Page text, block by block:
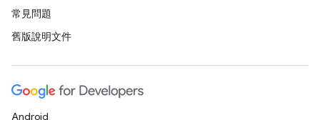
常見問題
舊版說明文件
Android